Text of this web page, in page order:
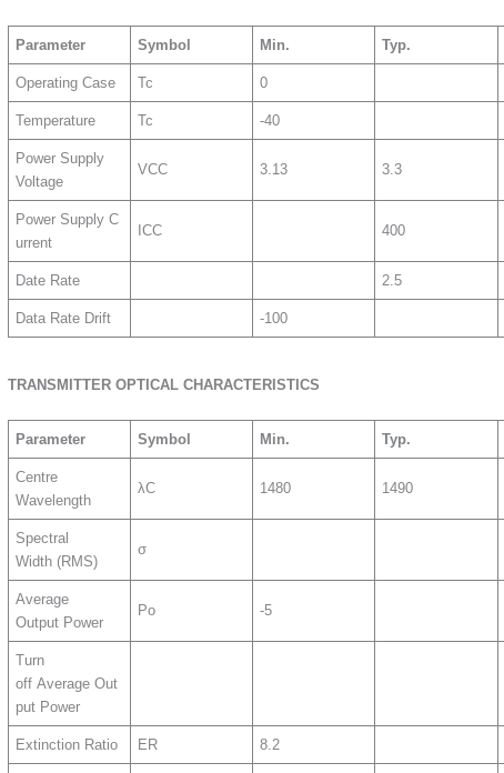
Parameter Symbol Min. Typ.
Operating Case Tc 0
Temperature Tc -40
Power Supply
Voltage
VCC 3.13 3.3
Power Supply C
urrent
ICC 400
Date Rate 2.5
Data Rate Drift -100
TRANSMITTER OPTICAL CHARACTERISTICS
Parameter Symbol Min. Typ.
Centre
Wavelength
λC 1480 1490
Spectral
Width (RMS)
σ
Average
Output Power
Po -5
Turn
off Average Out
put Power
Extinction Ratio ER 8.2